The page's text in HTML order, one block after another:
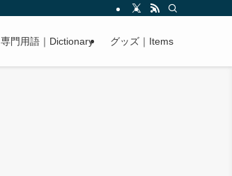
専門用語｜Dictionary グッズ｜Items